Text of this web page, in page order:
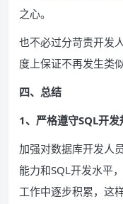
之心。
也不必过分苛责开发
度上保证不再发生类
四、总结
1、严格遵守SQL开发
加强对数据库开发人
能力和SQL开发水平
工作中逐步积累，这